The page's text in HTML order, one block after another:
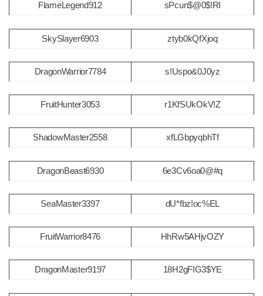
FlameLegend912 sPcun$@0$!RI
SkySlayer6903 ztyb0kQfXjoq
DragonWarrior7784 s!Uspo&0J0yz
FruitHunter3053 r1KfSUkOkV!Z
ShadowMaster2558 xfLGbpyqbhTf
DragonBeast6930 6e3Cv6oa0@#q
SeaMaster3397 dU*fbz!oc%EL
FruitWarrior8476 HhRw5AHjvOZY
DragonMaster9197 18H2gFIG3$YE